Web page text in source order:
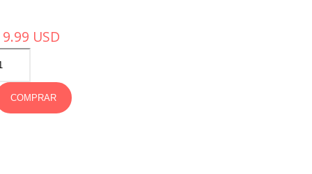
USD
COMPRAR